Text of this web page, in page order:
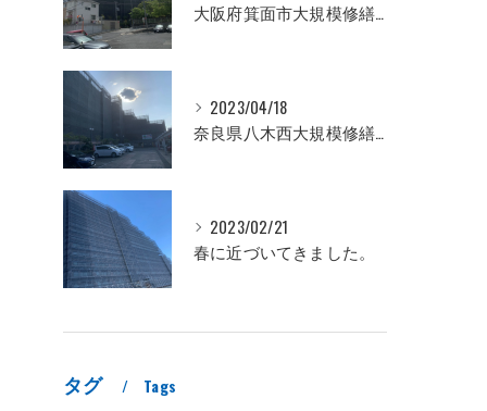
大阪府箕面市大規模修繕工事
2023/04/18
奈良県八木西大規模修繕工事
2023/02/21
春に近づいてきました。
タグ Tags